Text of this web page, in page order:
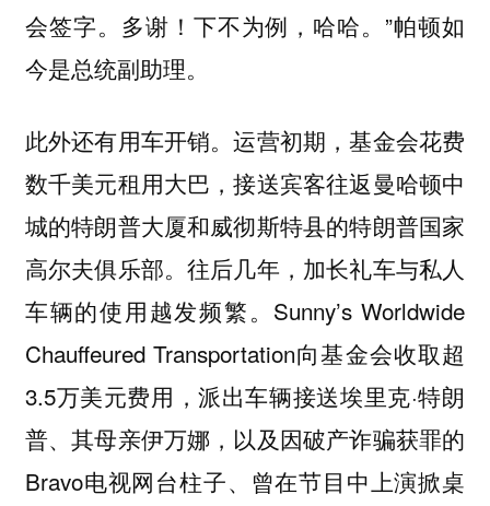
会签字。多谢！下不为例，哈哈。”帕顿如
今是总统副助理。
此外还有用车开销。运营初期，基金会花费
数千美元租用大巴，接送宾客往返曼哈顿中
城的特朗普大厦和威彻斯特县的特朗普国家
高尔夫俱乐部。往后几年，加长礼车与私人
车辆的使用越发频繁。Sunny’s Worldwide
Chauffeured Transportation向基金会收取超
3.5万美元费用，派出车辆接送埃里克·特朗
普、其母亲伊万娜，以及因破产诈骗获罪的
Bravo电视网台柱子、曾在节目中上演掀桌